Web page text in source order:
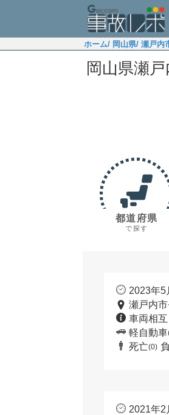
ホーム/ 岡山県/ 瀬戸内
岡山県瀬
都道府県
で探す
2023年5
瀬戸内
車両相
軽自動車
死亡(0)
2021年2